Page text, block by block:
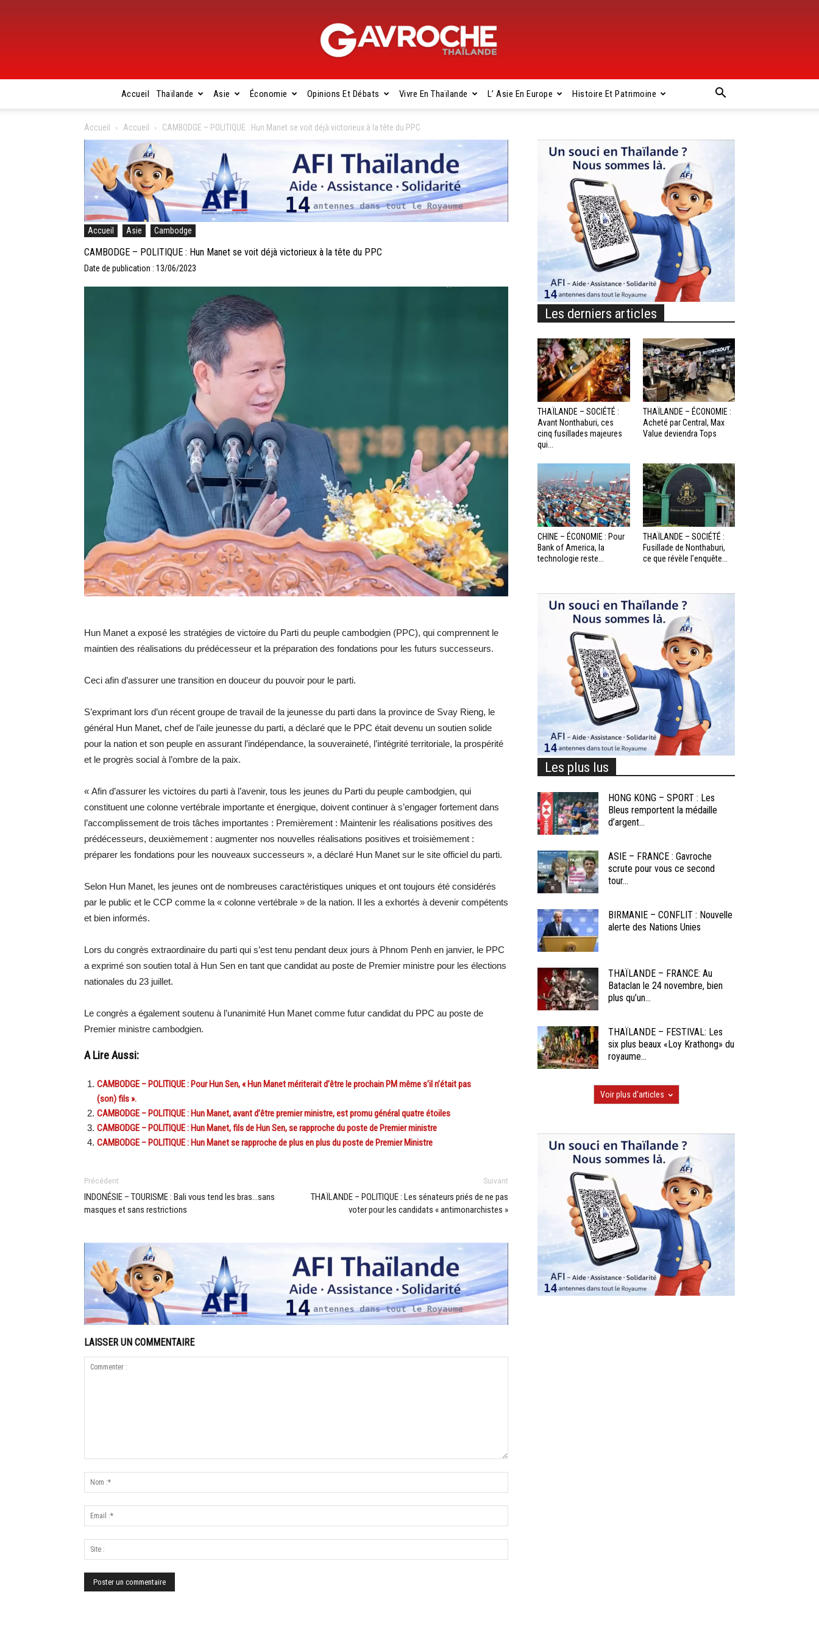
Gavroche
Thaïlande
Accueil Thaïlande Asie Économie Opinions Et Débats Vivre En Thaïlande L’ Asie En Europe Histoire Et Patrimoine
Accueil Accueil CAMBODGE – POLITIQUE : Hun Manet se voit déjà victorieux à la tête du PPC
Accueil Asie Cambodge
CAMBODGE – POLITIQUE : Hun Manet se voit déjà victorieux à la tête du PPC
Date de publication : 13/06/2023
Hun Manet a exposé les stratégies de victoire du Parti du peuple cambodgien (PPC), qui comprennent le
maintien des réalisations du prédécesseur et la préparation des fondations pour les futurs successeurs.
Ceci afin d’assurer une transition en douceur du pouvoir pour le parti.
S’exprimant lors d’un récent groupe de travail de la jeunesse du parti dans la province de Svay Rieng, le
général Hun Manet, chef de l’aile jeunesse du parti, a déclaré que le PPC était devenu un soutien solide
pour la nation et son peuple en assurant l’indépendance, la souveraineté, l’intégrité territoriale, la prospérité
et le progrès social à l’ombre de la paix.
« Afin d’assurer les victoires du parti à l’avenir, tous les jeunes du Parti du peuple cambodgien, qui
constituent une colonne vertébrale importante et énergique, doivent continuer à s’engager fortement dans
l’accomplissement de trois tâches importantes : Premièrement : Maintenir les réalisations positives des
prédécesseurs, deuxièmement : augmenter nos nouvelles réalisations positives et troisièmement :
préparer les fondations pour les nouveaux successeurs », a déclaré Hun Manet sur le site officiel du parti.
Selon Hun Manet, les jeunes ont de nombreuses caractéristiques uniques et ont toujours été considérés
par le public et le CCP comme la « colonne vertébrale » de la nation. Il les a exhortés à devenir compétents
et bien informés.
Lors du congrès extraordinaire du parti qui s’est tenu pendant deux jours à Phnom Penh en janvier, le PPC
a exprimé son soutien total à Hun Sen en tant que candidat au poste de Premier ministre pour les élections
nationales du 23 juillet.
Le congrès a également soutenu à l’unanimité Hun Manet comme futur candidat du PPC au poste de
Premier ministre cambodgien.
A Lire Aussi:
CAMBODGE – POLITIQUE : Pour Hun Sen, « Hun Manet mériterait d’être le prochain PM même s’il n’était pas
(son) fils ».
CAMBODGE – POLITIQUE : Hun Manet, avant d’être premier ministre, est promu général quatre étoiles
CAMBODGE – POLITIQUE : Hun Manet, fils de Hun Sen, se rapproche du poste de Premier ministre
CAMBODGE – POLITIQUE : Hun Manet se rapproche de plus en plus du poste de Premier Ministre
Précédent
INDONÉSIE – TOURISME : Bali vous tend les bras…sans
masques et sans restrictions
Suivant
THAÏLANDE – POLITIQUE : Les sénateurs priés de ne pas
voter pour les candidats « antimonarchistes »
LAISSER UN COMMENTAIRE
Les derniers articles
THAÏLANDE – SOCIÉTÉ :
Avant Nonthaburi, ces
cinq fusillades majeures
qui...
THAÏLANDE – ÉCONOMIE :
Acheté par Central, Max
Value deviendra Tops
CHINE – ÉCONOMIE : Pour
Bank of America, la
technologie reste...
THAÏLANDE – SOCIÉTÉ :
Fusillade de Nonthaburi,
ce que révèle l’enquête...
Les plus lus
HONG KONG – SPORT : Les
Bleus remportent la médaille
d’argent...
ASIE – FRANCE : Gavroche
scrute pour vous ce second
tour...
BIRMANIE – CONFLIT : Nouvelle
alerte des Nations Unies
THAÏLANDE – FRANCE: Au
Bataclan le 24 novembre, bien
plus qu’un...
THAÏLANDE – FESTIVAL: Les
six plus beaux «Loy Krathong» du
royaume...
Voir plus d'articles